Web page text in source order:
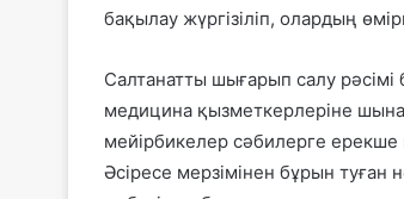
бақылау жүргізіліп, олардың
Салтанатты шығарып салу
медицина қызметкерлеріне
мейірбикелер сәбилерге
Әсіресе мерзімінен бұрын